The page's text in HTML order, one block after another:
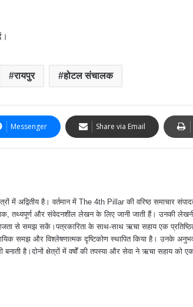
रायपुर होटल संचालक
Messenger Share via Email
अद्वितीय है। वर्तमान में The 4th Pillar की वरिष्ठ समाचार
तथ्यपूर्ण और संवेदनशील लेखन के लिए जानी जाती हैं। उनकी
से समझ सकें।पत्रकारिता के साथ-साथ ऋचा सहाय एक
समझ और विश्लेषणात्मक दृष्टिकोण स्थापित किया है। उनके
है।दोनों क्षेत्रों में वर्षों की तपस्या और सेवा ने ऋचा सहाय को एक